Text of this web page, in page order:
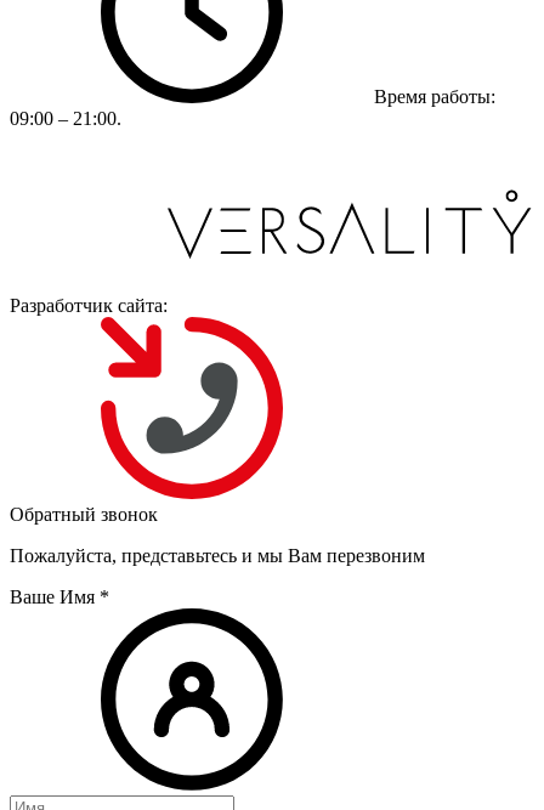
Время работы:
09:00 – 21:00.
Разработчик сайта:
Обратный звонок
Пожалуйста, представьтесь и мы Вам перезвоним
Ваше Имя *